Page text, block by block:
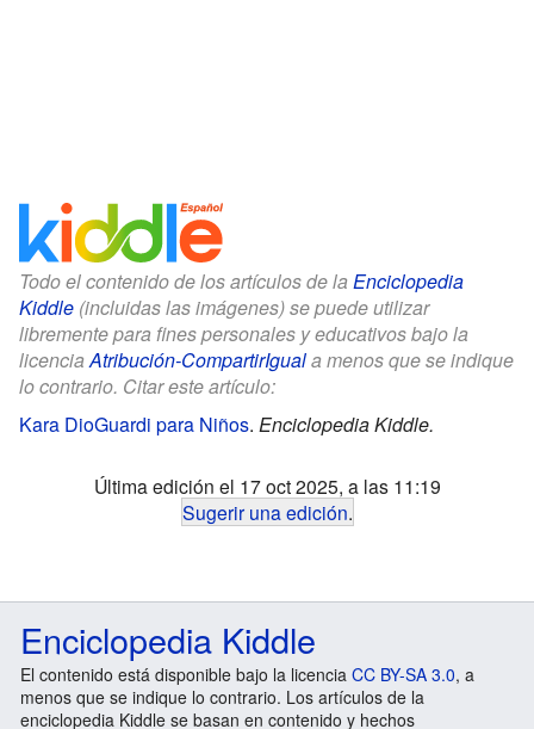
Todo el contenido de los artículos de la Enciclopedia
Kiddle (incluidas las imágenes) se puede utilizar
libremente para fines personales y educativos bajo la
licenciaAtribución-CompartirIguala menos que se indique
lo contrario. Citar este artículo:
Kara DioGuardi para Niños. Enciclopedia Kiddle.
Última edición el 17 oct 2025, a las 11:19
Sugerir una edición.
Enciclopedia Kiddle
El contenido está disponible bajo la licencia CC BY-SA 3.0, a
menos que se indique lo contrario. Los artículos de la
enciclopedia Kiddle se basan en contenido y hechos